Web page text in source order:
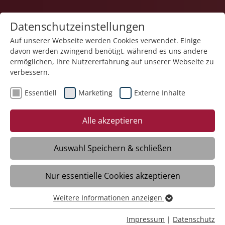
Karriere
Stellvertretende Pflegedienstleitung
Datenschutzeinstellungen
Auf unserer Webseite werden Cookies verwendet. Einige
davon werden zwingend benötigt, während es uns andere
ermöglichen, Ihre Nutzererfahrung auf unserer Webseite zu
verbessern.
Essentiell Marketing Externe Inhalte
Alle akzeptieren
Auswahl Speichern & schließen
Nur essentielle Cookies akzeptieren
Essentiell
Essentielle Cookies werden für grundlegende Funktionen
Weitere Informationen anzeigen
Impressum | Datenschutz